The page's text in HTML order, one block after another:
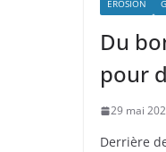
EROSION
Du
pour
29 mai
Derrière